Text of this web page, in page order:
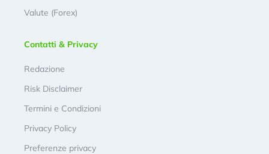
Valute (Forex)
Contatti & Privacy
Redazione
Risk Disclaimer
Termini e Condizioni
Privacy Policy
Preferenze privacy